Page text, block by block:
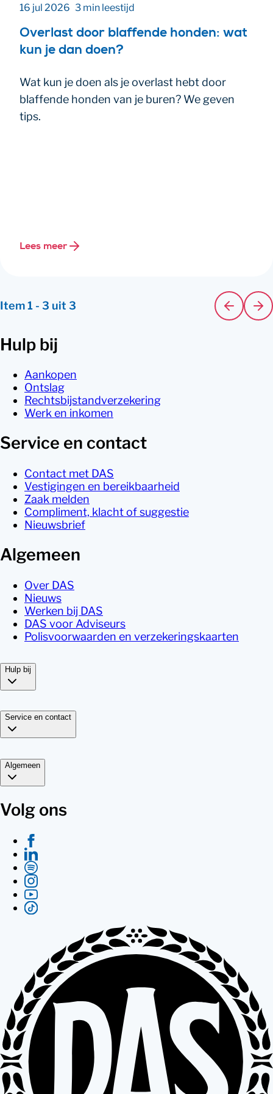
16 jul 2026 3 min leestijd
Overlast door blaffende honden: wat
kun je dan doen?
Wat kun je doen als je overlast hebt door
blaffende honden van je buren? We geven
tips.
Lees meer
Item1 - 3 uit 3
Hulp bij
Aankopen
Ontslag
Rechtsbijstandverzekering
Werk en inkomen
Service en contact
Contact met DAS
Vestigingen en bereikbaarheid
Zaak melden
Compliment, klacht of suggestie
Nieuwsbrief
Algemeen
Over DAS
Nieuws
Werken bij DAS
DAS voor Adviseurs
Polisvoorwaarden en verzekeringskaarten
Hulp bij
Service en contact
Algemeen
Volg ons